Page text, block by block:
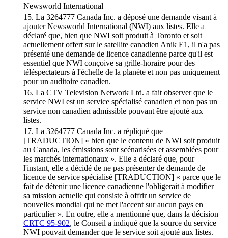
Newsworld International
15. La 3264777 Canada Inc. a déposé une demande visant à
ajouter Newsworld International (NWI) aux listes. Elle a
déclaré que, bien que NWI soit produit à Toronto et soit
actuellement offert sur le satellite canadien Anik E1, il n'a pas
présenté une demande de licence canadienne parce qu'il est
essentiel que NWI conçoive sa grille-horaire pour des
téléspectateurs à l'échelle de la planète et non pas uniquement
pour un auditoire canadien.
16. La CTV Television Network Ltd. a fait observer que le
service NWI est un service spécialisé canadien et non pas un
service non canadien admissible pouvant être ajouté aux
listes.
17. La 3264777 Canada Inc. a répliqué que
[TRADUCTION] « bien que le contenu de NWI soit produit
au Canada, les émissions sont scénarisées et assemblées pour
les marchés internationaux ». Elle a déclaré que, pour
l'instant, elle a décidé de ne pas présenter de demande de
licence de service spécialisé [TRADUCTION] « parce que le
fait de détenir une licence canadienne l'obligerait à modifier
sa mission actuelle qui consiste à offrir un service de
nouvelles mondial qui ne met l'accent sur aucun pays en
particulier ». En outre, elle a mentionné que, dans la décision
CRTC 95-902, le Conseil a indiqué que la source du service
NWI pouvait demander que le service soit ajouté aux listes.